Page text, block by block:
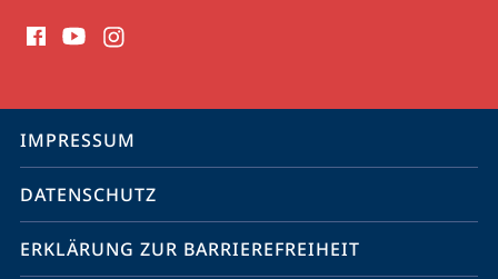
Media
Service-
Navigation
IMPRESSUM
DATENSCHUTZ
ERKLÄRUNG ZUR BARRIEREFREIHEIT